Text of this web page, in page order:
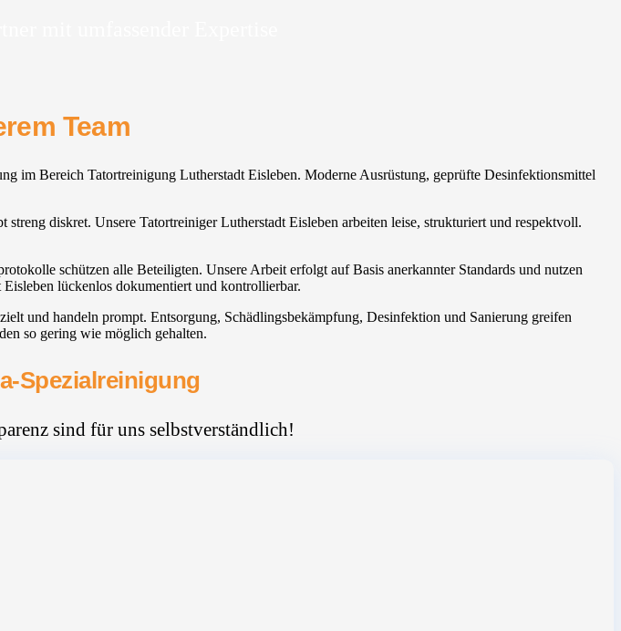
Team
im Bereich Tatortreinigung Lutherstadt Eisleben. Moderne Ausrüstung, geprüfte Desinfektionsmittel
diskret. Unsere Tatortreiniger Lutherstadt Eisleben arbeiten leise, strukturiert und respektvoll.
schützen alle Beteiligten. Unsere Arbeit erfolgt auf Basis anerkannter Standards und nutzen
lückenlos dokumentiert und kontrollierbar.
und handeln prompt. Entsorgung, Schädlingsbekämpfung, Desinfektion und Sanierung greifen
so gering wie möglich gehalten.
Spezialreinigung
sind für uns selbstverständlich!